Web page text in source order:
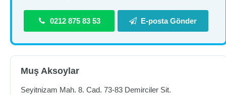
0212 875 83 53 E-posta Gönder
Muş Aksoylar
Seyitnizam Mah. 8. Cad. 73-83 Demirciler Sit.